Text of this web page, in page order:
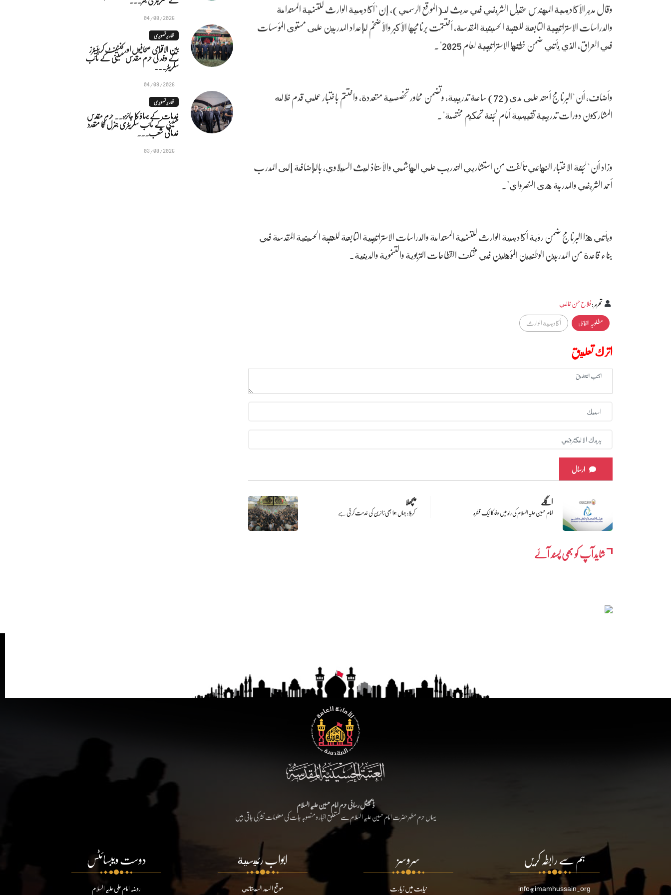
وقال مدير الأكاديمية المهندس عقيل الشريفي في حديث لـ(الموقع الرسمي)، إن "أكاديمية الوارث للتنمية المستدامة
والدراسات الاستراتيجية التابعة للعتبة الحسينية المقدسة، أختتمت برنامجها الأكبر والأضخم لإعداد المدربين على مستوى المؤسسات
في العراق، الذي يأتي ضمن خطتها الاستراتيجية لعام 2025".
وأضاف، أن "البرنامج أمتد على مدى (72) ساعة تدريبية، وتضمن محاور تخصصية متعددة، واختتم باختبار عملي قدم خلاله
المشاركون دورات تدريبية تقييمية أمام لجنة تحكيم مختصة".
وزاد أن "لجنة الاختبار النهائي تألفت من استشاريي التدريب علي الهاشمي والأستاذ ليث السيلاوي، بالإضافة إلى المدرب
أحمد الشريفي والمدربة هدى النصرواي".
ويأتي هذا البرنامج ضمن رؤية أكاديمية الوارث للتنمية المستدامة والدراسات الاستراتيجية التابعة للعتبة الحسينية المقدسة في
بناء قاعدة من المدربين الوطنيين المؤهلين في مختلف القطاعات التربوية والتنموية والدينية.
تحرير:فلاح حسن غالي
مطلوبہ الفاظ :
أكاديمية الوارث
اترك تعليق
ارسال
پچھلا
کربلا: جہاں ہوا بھی زائرین کی خدمت کرتی ہے
اگلے
امام حسین علیہ السلام کی راہ میں وفا کا ایک قطرہ
شایدآپ کو بھی پسند آئے
04/08/2026
تقاریر تصویری
بین الاقوامی صحافیوں اور کنٹینٹ کریئیٹرز
کے وفد کی حرم مقدس حسینی کے نائب
سکریٹر...
04/08/2026
تقاریر تصویری
خدمات کے بہاؤ کا جائزہ.. حرم مقدس
حسینی کے نائب سکریٹری جنرل کا متعدد
خدماتی شعب...
03/08/2026
ڈیجیٹل رسائی حرم امام حسین علیہ السلام
یہاں حرم مطہر حضرت امام حسین علیہ السلام سے متعلق اخبار و منصوبہ جات کی معلومات نشر کی جاتی ہیں
ہم سے رابطہ کریں
info@imamhussain.org
سروسز
نیابت میں زیارت
ابواب رئيسية
موقع السيد السيستاني
دوست ویبسائٹس
روضہ امام علی علیہ السلام